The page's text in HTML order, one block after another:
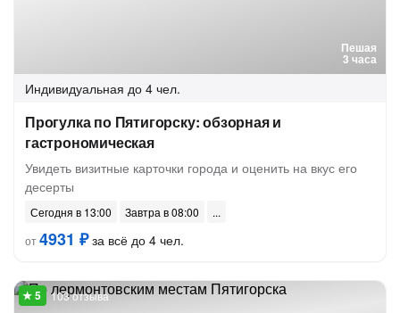
Пешая
3 часа
Индивидуальная до 4 чел.
Прогулка по Пятигорску: обзорная и
гастрономическая
Увидеть визитные карточки города и оценить на вкус его
десерты
Сегодня в 13:00
Завтра в 08:00
от4931 ₽за всё до 4 чел.
103 отзыва